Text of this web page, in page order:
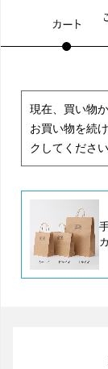
現在、買い物
お買い物を続
クしてください